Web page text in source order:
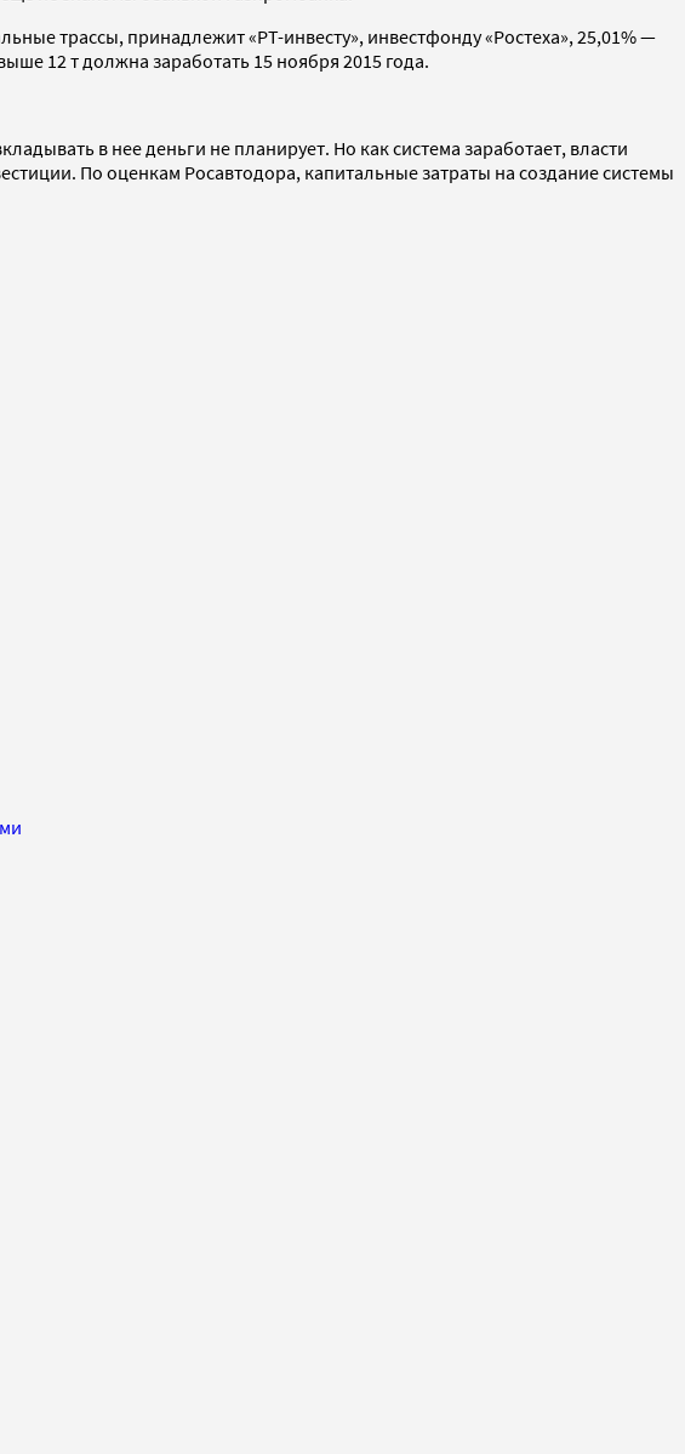
трассы, принадлежит «РТ-инвесту», инвестфонду «Ростеха», 25,01% —
12 т должна заработать 15 ноября 2015 года.
в нее деньги не планирует. Но как система заработает, власти
По оценкам Росавтодора, капитальные затраты на создание системы